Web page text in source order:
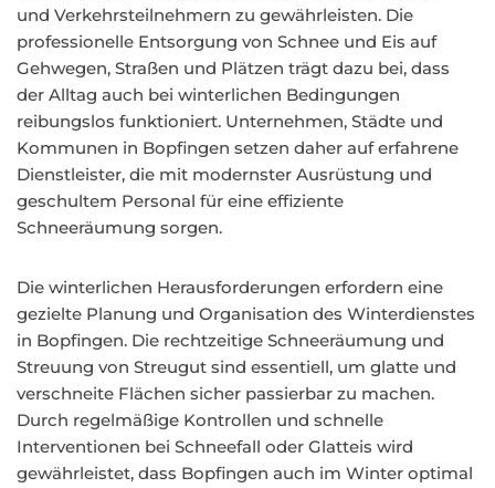
und Verkehrsteilnehmern zu gewährleisten. Die
professionelle Entsorgung von Schnee und Eis auf
Gehwegen, Straßen und Plätzen trägt dazu bei, dass
der Alltag auch bei winterlichen Bedingungen
reibungslos funktioniert. Unternehmen, Städte und
Kommunen in Bopfingen setzen daher auf erfahrene
Dienstleister, die mit modernster Ausrüstung und
geschultem Personal für eine effiziente
Schneeräumung sorgen.
Die winterlichen Herausforderungen erfordern eine
gezielte Planung und Organisation des Winterdienstes
in Bopfingen. Die rechtzeitige Schneeräumung und
Streuung von Streugut sind essentiell, um glatte und
verschneite Flächen sicher passierbar zu machen.
Durch regelmäßige Kontrollen und schnelle
Interventionen bei Schneefall oder Glatteis wird
gewährleistet, dass Bopfingen auch im Winter optimal